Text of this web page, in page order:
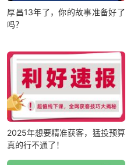
厚昌13年了，你的故事准备好了
吗？
2025年想要精准获客，猛投预算
真的行不通了！